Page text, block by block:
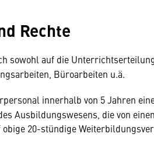
Rechte
sowohl auf die
Büroarbeiten u.ä.
innerhalb von 5 Jahren
Ausbildungswesens, die von
20-stündige